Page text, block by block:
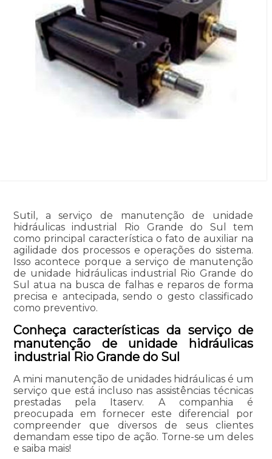
Sutil, a serviço de manutenção de unidade
hidráulicas industrial Rio Grande do Sul tem
como principal característica o fato de auxiliar na
agilidade dos processos e operações do sistema.
Isso acontece porque a serviço de manutenção
de unidade hidráulicas industrial Rio Grande do
Sul atua na busca de falhas e reparos de forma
precisa e antecipada, sendo o gesto classificado
como preventivo.
Conheça características da serviço de
manutenção de unidade hidráulicas
industrial Rio Grande do Sul
A mini manutenção de unidades hidráulicas é um
serviço que está incluso nas assistências técnicas
prestadas pela Itaserv. A companhia é
preocupada em fornecer este diferencial por
compreender que diversos de seus clientes
demandam esse tipo de ação. Torne-se um deles
e saiba mais!